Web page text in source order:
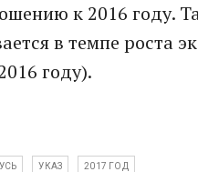
к 2016 году.
в темпе роста
году).
УКАЗ 2017 ГОД